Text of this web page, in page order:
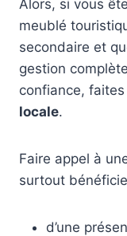
Alors, si vous
meublé
secondaire et
gestion
confiance,
locale.
Faire appel à
surtout
d’une